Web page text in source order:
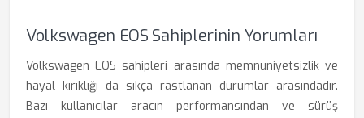
Volkswagen EOS Sahiplerinin Yorumları
Volkswagen EOS sahipleri arasında memnuniyetsizlik ve
hayal kırıklığı da sıkça rastlanan durumlar arasındadır.
Bazı kullanıcılar aracın performansından ve sürüş